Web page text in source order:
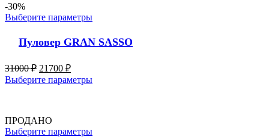
-30%
Выберите параметры
Пуловер GRAN SASSO
31000₽ 21700 ₽
Выберите параметры
ПРОДАНО
Выберите параметры